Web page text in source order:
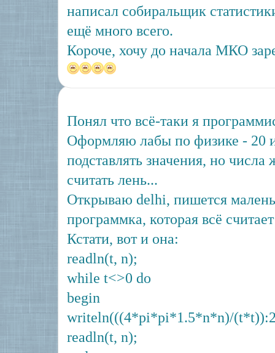
написал собиральщик
ещё много всего.
Короче, хочу до начала МКО
Понял что всё-таки я
Оформляю лабы по физике - 20
подставлять значения, но
считать лень...
Открываю delhi, пишется
программка, которая всё
Кстати, вот и она:
readln(t, n);
while t<>0 do
begin
writeln(((4*pi*pi*1.5*n*n)/
readln(t, n);